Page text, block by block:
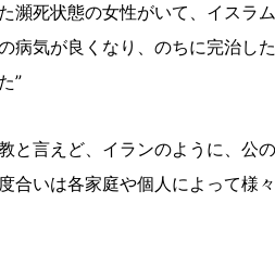
瀕死状態の女性がいて、イスラ
病気が良くなり、のちに完治し
”
と言えど、イランのように、公
合いは各家庭や個人によって様々